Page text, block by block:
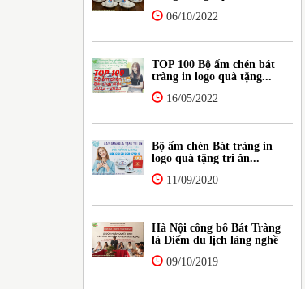
06/10/2022
TOP 100 Bộ ấm chén bát
tràng in logo quà tặng...
16/05/2022
Bộ ấm chén Bát tràng in
logo quà tặng tri ân...
11/09/2020
Hà Nội công bố Bát Tràng
là Điểm du lịch làng nghề
09/10/2019